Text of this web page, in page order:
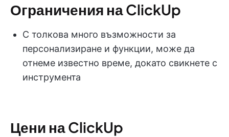
Ограничения на ClickUp
С толкова много възможности за
персонализиране и функции, може да
отнеме известно време, докато свикнете с
инструмента
Цени на ClickUp